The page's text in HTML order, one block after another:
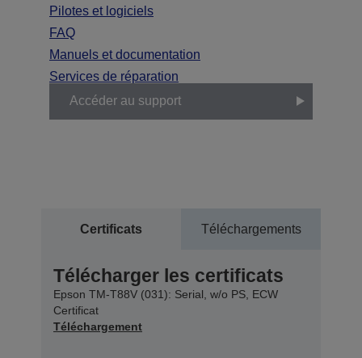
Pilotes et logiciels
FAQ
Manuels et documentation
Services de réparation
Accéder au support
Certificats Téléchargements
Télécharger les certificats
Epson TM-T88V (031): Serial, w/o PS, ECW
Certificat
Téléchargement